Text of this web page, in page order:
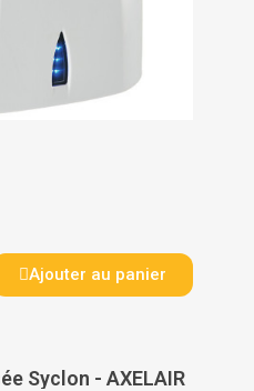
Ajouter au panier
Syclon - AXELAIR